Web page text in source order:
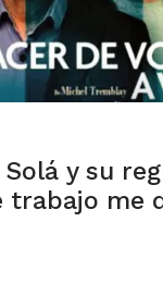
Solá y su
trabajo me